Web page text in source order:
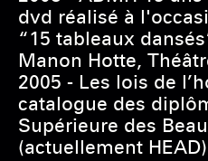
dvd réalisé à
“15 tableaux
Manon Hotte,
2005 - Les lois de
catalogue des
Supérieure des
(actuellement HEAD)